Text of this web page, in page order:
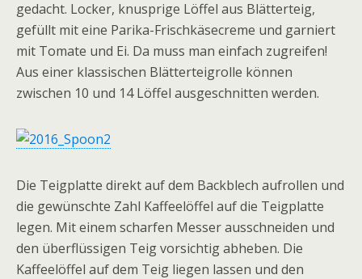
gedacht. Locker, knusprige Löffel aus Blätterteig,
gefüllt mit eine Parika-Frischkäsecreme und garniert
mit Tomate und Ei. Da muss man einfach zugreifen!
Aus einer klassischen Blätterteigrolle können
zwischen 10 und 14 Löffel ausgeschnitten werden.
Die Teigplatte direkt auf dem Backblech aufrollen und
die gewünschte Zahl Kaffeelöffel auf die Teigplatte
legen. Mit einem scharfen Messer ausschneiden und
den überflüssigen Teig vorsichtig abheben. Die
Kaffeelöffel auf dem Teig liegen lassen und den